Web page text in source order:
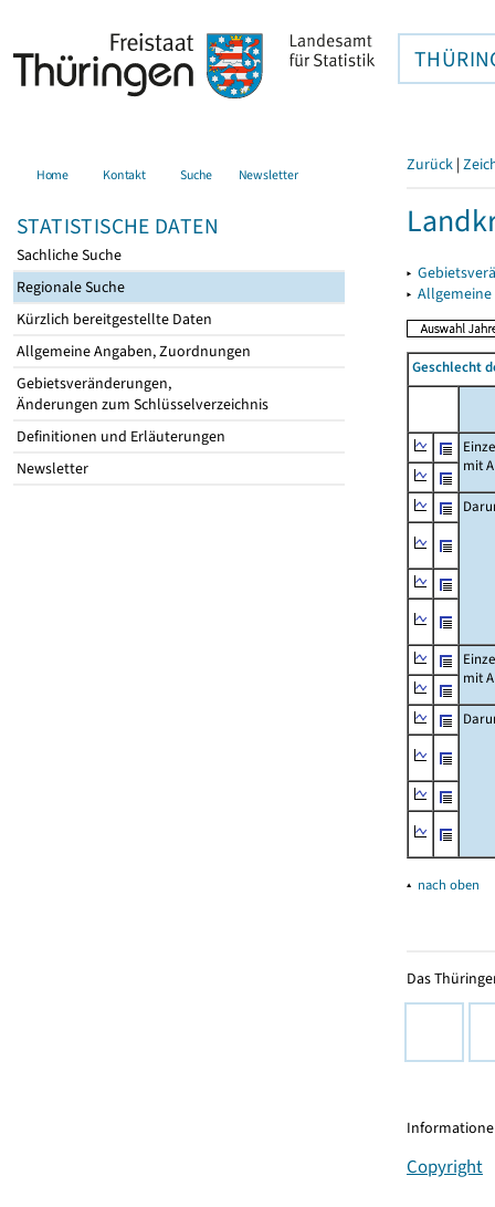
Home Kontakt Suche Newsletter
STATISTISCHE DATEN
Sachliche Suche
Regionale Suche
Kürzlich bereitgestellte Daten
Allgemeine Angaben, Zuordnungen
Gebietsveränderungen,
Änderungen zum Schlüsselverzeichnis
Definitionen und Erläuterungen
Newsletter
Zurück |
▸
▸
Geschlecht
mit
mit
▴ nach oben
Das
Copyright